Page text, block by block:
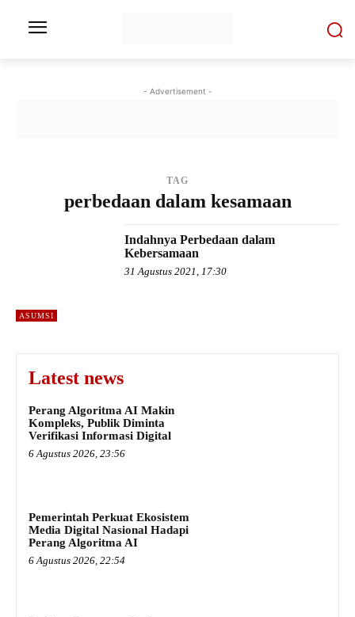
- Advertisement -
TAG
perbedaan dalam kesamaan
ASUMSI
Indahnya Perbedaan dalam
Kebersamaan
31 Agustus 2021, 17:30
Latest news
Perang Algoritma AI Makin
Kompleks, Publik Diminta
Verifikasi Informasi Digital
6 Agustus 2026, 23:56
Pemerintah Perkuat Ekosistem
Media Digital Nasional Hadapi
Perang Algoritma AI
6 Agustus 2026, 22:54